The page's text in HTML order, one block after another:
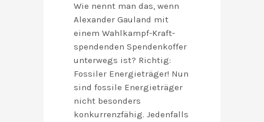
Wie nennt man das, wenn
Alexander Gauland mit
einem Wahlkampf-Kraft-
spendenden Spendenkoffer
unterwegs ist? Richtig:
Fossiler Energieträger! Nun
sind fossile Energieträger
nicht besonders
konkurrenzfähig. Jedenfalls